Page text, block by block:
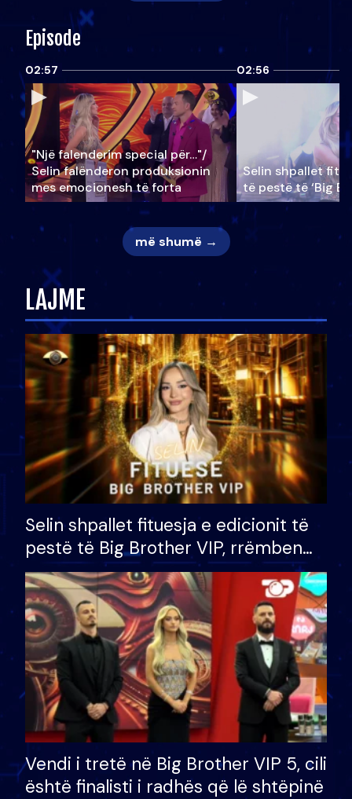
Episode
02:57
"Një falenderim special për…"/
Selin falënderon produksionin
mes emocionesh të forta
02:56
Selin shpallet
të pestë të ‘Big
më shumë →
LAJME
Selin shpallet fituesja e edicionit të
pestë të Big Brother VIP, rrëmben
çmimin e madh prej 100 mijë eurosh
Vendi i tretë në Big Brother VIP 5, cili
është finalisti i radhës që lë shtëpinë